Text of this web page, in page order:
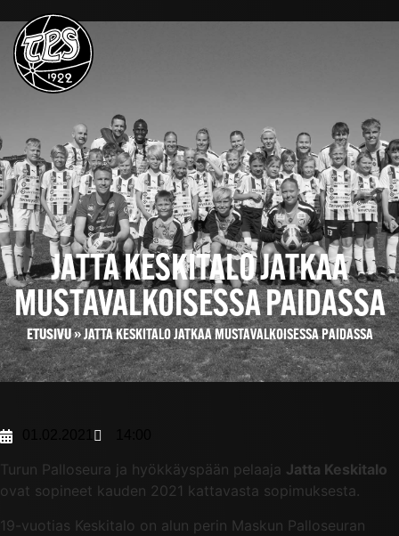
JATTA KESKITALO JATKAA
MUSTAVALKOISESSA PAIDASSA
ETUSIVU»JATTA KESKITALO JATKAA MUSTAVALKOISESSA PAIDASSA
Turun Palloseura ja hyökkäyspään pelaaja Jatta Keskitalo
ovat sopineet kauden 2021 kattavasta sopimuksesta.
19-vuotias Keskitalo on alun perin Maskun Palloseuran